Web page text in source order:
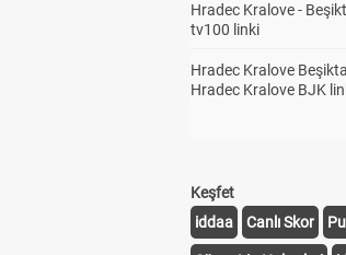
Hradec Kralove -
tv100 linki
Hradec Kralove
Hradec Kralove BJK
Keşfet
iddaa
Canlı Skor